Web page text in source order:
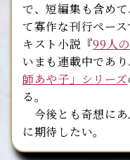
で、短編集も含め
て寡作な刊行ぺー
キスト小説『99人
いまも連載中であ
師あや子」シリーズ
る。
今後とも奇想に
に期待したい。